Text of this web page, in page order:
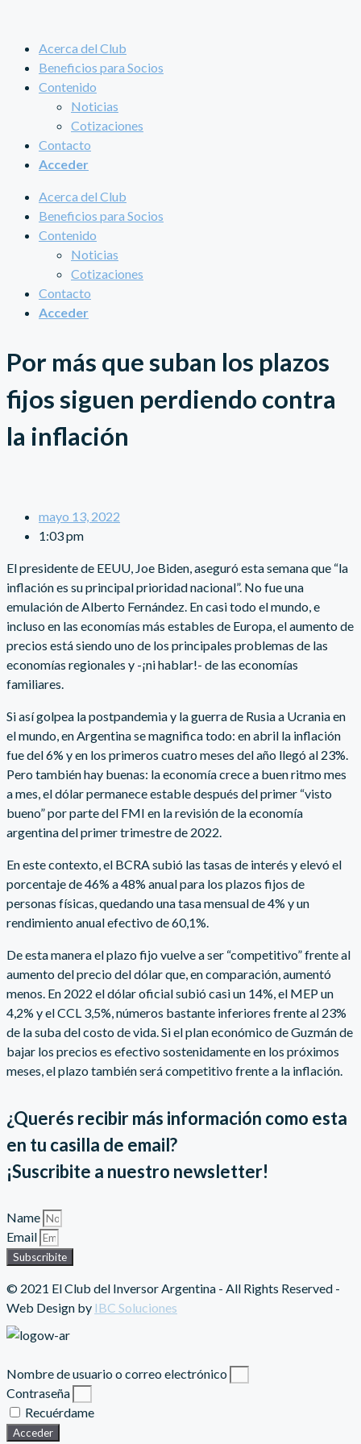
Acerca del Club
Beneficios para Socios
Contenido
Noticias
Cotizaciones
Contacto
Acceder
Acerca del Club
Beneficios para Socios
Contenido
Noticias
Cotizaciones
Contacto
Acceder
Por más que suban los plazos
fijos siguen perdiendo contra
la inflación
mayo 13, 2022
1:03 pm
El presidente de EEUU, Joe Biden, aseguró esta semana que “la
inflación es su principal prioridad nacional”. No fue una
emulación de Alberto Fernández. En casi todo el mundo, e
incluso en las economías más estables de Europa, el aumento de
precios está siendo uno de los principales problemas de las
economías regionales y -¡ni hablar!- de las economías
familiares.
Si así golpea la postpandemia y la guerra de Rusia a Ucrania en
el mundo, en Argentina se magnifica todo: en abril la inflación
fue del 6% y en los primeros cuatro meses del año llegó al 23%.
Pero también hay buenas: la economía crece a buen ritmo mes
a mes, el dólar permanece estable después del primer “visto
bueno” por parte del FMI en la revisión de la economía
argentina del primer trimestre de 2022.
En este contexto, el BCRA subió las tasas de interés y elevó el
porcentaje de 46% a 48% anual para los plazos fijos de
personas físicas, quedando una tasa mensual de 4% y un
rendimiento anual efectivo de 60,1%.
De esta manera el plazo fijo vuelve a ser “competitivo” frente al
aumento del precio del dólar que, en comparación, aumentó
menos. En 2022 el dólar oficial subió casi un 14%, el MEP un
4,2% y el CCL 3,5%, números bastante inferiores frente al 23%
de la suba del costo de vida. Si el plan económico de Guzmán de
bajar los precios es efectivo sostenidamente en los próximos
meses, el plazo también será competitivo frente a la inflación.
¿Querés recibir más información como esta
en tu casilla de email?
¡Suscribite a nuestro newsletter!
Name
Email
Subscribite
© 2021 El Club del Inversor Argentina - All Rights Reserved -
Web Design by IBC Soluciones
Nombre de usuario o correo electrónico
Contraseña
Recuérdame
Acceder